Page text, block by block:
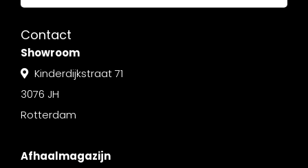
Contact
Showroom
Kinderdijkstraat 71
3076 JH
Rotterdam
Afhaalmagazijn